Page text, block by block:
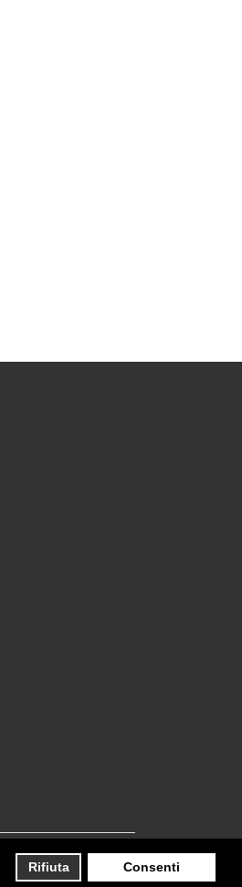
Rifiuta Consenti